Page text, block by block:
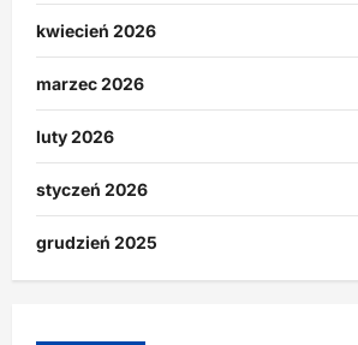
kwiecień 2026
marzec 2026
luty 2026
styczeń 2026
grudzień 2025